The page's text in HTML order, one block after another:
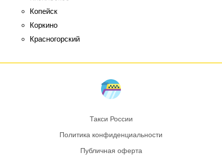
Копейск
Коркино
Красногорский
Такси России
Политика конфиденциальности
Публичная оферта